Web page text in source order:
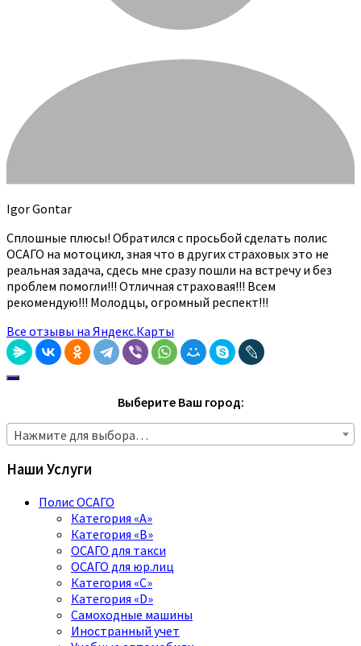
Igor Gontar
Сплошные плюсы! Обратился с просьбой сделать полис
ОСАГО на мотоцикл, зная что в других страховых это не
реальная задача, сдесь мне сразу пошли на встречу и без
проблем помогли!!! Отличная страховая!!! Всем
рекомендую!!! Молодцы, огромный респект!!!
Все отзывы на Яндекс.Карты
Выберите Ваш город:
Нажмите для выбора…
Наши Услуги
Полис ОСАГО
Категория «A»
Категория «B»
ОСАГО для такси
ОСАГО для юр.лиц
Категория «C»
Категория «D»
Самоходные машины
Иностранный учет